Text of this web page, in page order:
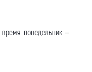
время: понедельник –